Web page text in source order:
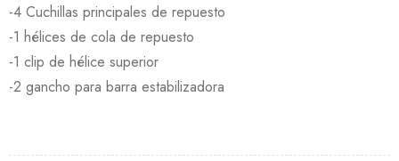
-4 Cuchillas principales de repuesto
-1 hélices de cola de repuesto
-1 clip de hélice superior
-2 gancho para barra estabilizadora